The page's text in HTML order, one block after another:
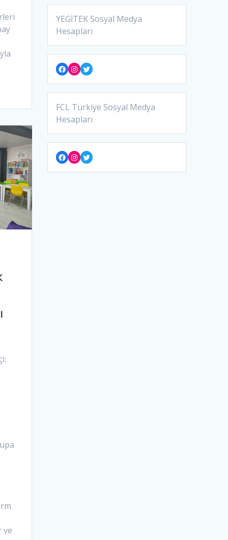
ve
YEGİTEK Sosyal Medya
Hesapları
Facebook
Instagram
Twitter
FCL Türkiye Sosyal Medya
Hesapları
Facebook
Instagram
Twitter